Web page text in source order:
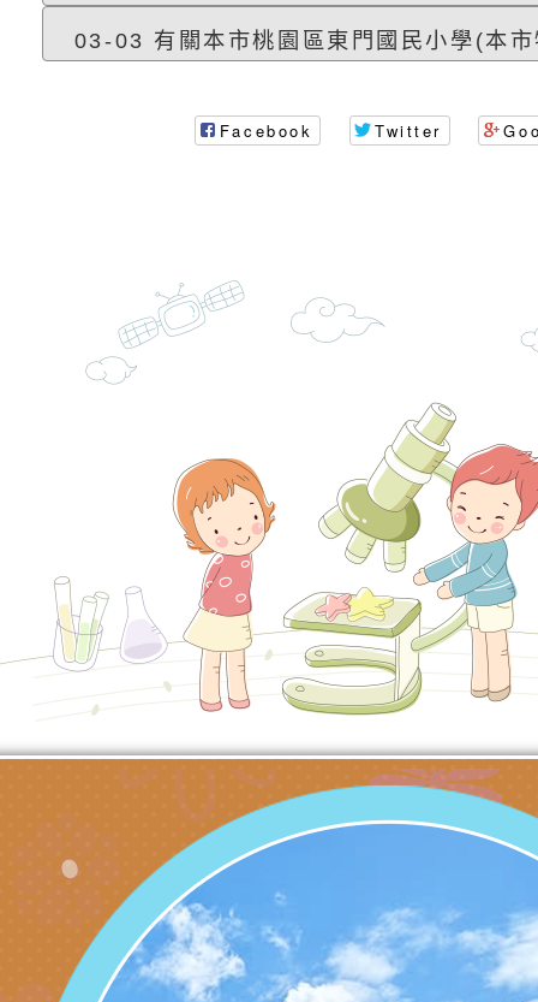
子的人際必修課」、
代的親職教養」海報
實體座談會」海報
函轉臺北市勞動力重
委託辦理「2026臺
摩據點視覺設計競賽
檢送桃園市政府LED
函轉教育部訂於115
林區士商路189號）
理「115年度515國
導及系列座談活動」
章
安全宣導
檢送本府新聞處115
安全宣導
有關衛生福利部辦理
逆境少年家庭支持服
員專業輔導及效能精
北、中、南共3場次
訓練
轉知社團法人中華民
礙聯盟辦理「2026
少意見交流大會」簡
台灣遊戲治療學會
月至8月舉辦「空間
多元文化遊戲室之規
造」、「阿德勒心理
學諮商輔導的應用」
不只是遊戲 - 兒童遊
門工作坊 （中部場
檢送行政院新聞傳
月份公共服務政策溝
訊
桃園市龜山區大坑國
理114學年度整合性
育講座「爸媽不暴走
成長」
台灣遊戲治療學會
日舉辦「空間的療癒
文化遊戲室之規畫與
檢送衛生福利部「政
材應注意之可及性格
有關本市桃園區中埔
「桃園市115年度兒
情緒管理訓練-獨輪
施計畫」
有關國立羅東高級中
「生命教育議題深化
議題論壇與生命塔羅
檢送LED跑馬燈文字
託播影片
有關教育部特殊教育
03-03 有關本市桃園區東門國民小學(本
Facebook Twitter